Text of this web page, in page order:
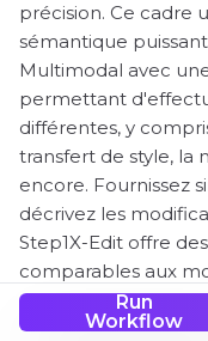
Run
Workflow
précision. Ce cadre
sémantique
Multimodal avec
permettant
différentes, y
transfert de style, la
encore. Fournissez
décrivez les
Step1X-Edit offre
comparables aux
plan.